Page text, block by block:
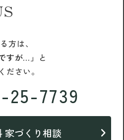
方は、
すが…」 と
さい。
25-7739
家づくり相談